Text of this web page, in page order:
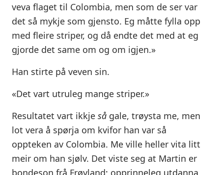
veva flaget til Colombia, men som de ser var
det så mykje som gjensto. Eg måtte fylla opp
med fleire striper, og då endte det med at eg
gjorde det same om og om igjen.»
Han stirte på veven sin.
«Det vart utruleg mange striper.»
Resultatet vart ikkje så gale, trøysta me, men
lot vera å spørja om kvifor han var så
oppteken av Colombia. Me ville heller vita litt
meir om han sjølv. Det viste seg at Martin er
bondeson frå Frøyland; opprinneleg utdanna